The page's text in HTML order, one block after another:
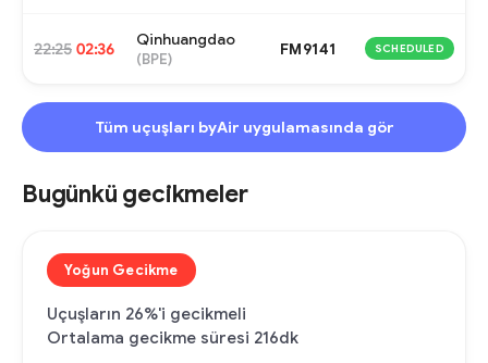
22:25 02:36 Qinhuangdao
(BPE)
FM9141 SCHEDULED
Tüm uçuşları byAir uygulamasında gör
Bugünkü gecikmeler
Yoğun Gecikme
Uçuşların 26%'i gecikmeli
Ortalama gecikme süresi 216dk